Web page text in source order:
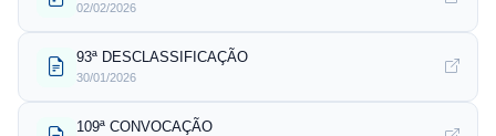
02/02/2026
93ª DESCLASSIFICAÇÃO
30/01/2026
109ª CONVOCAÇÃO